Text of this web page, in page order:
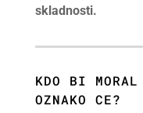
skladnosti.
KDO BI
OZNAKO CE?